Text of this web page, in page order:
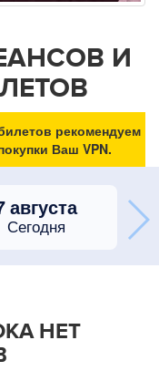
И
рекомендуем
Ваш VPN.
августа
Сегодня
НЕТ